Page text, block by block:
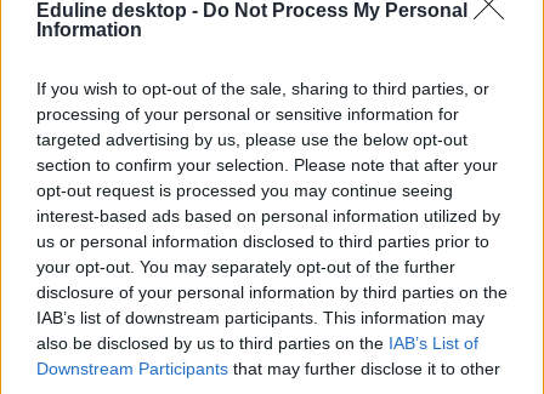
Eduline desktop - Do Not Process My Personal
Information
If you wish to opt-out of the sale, sharing to third parties, or
processing of your personal or sensitive information for
targeted advertising by us, please use the below opt-out
section to confirm your selection. Please note that after your
opt-out request is processed you may continue seeing
interest-based ads based on personal information utilized by
us or personal information disclosed to third parties prior to
your opt-out. You may separately opt-out of the further
disclosure of your personal information by third parties on the
IAB’s list of downstream participants. This information may
also be disclosed by us to third parties on the IAB’s List of
Downstream Participants that may further disclose it to other
Azonban ha nem figyeltek, akkor máshol is pontlevonással jár a
vártnál rövidebb szöveg. Pédául a helyesírás és íráskép pontszámait
is befolyásolhatja. Ugyanis a dolgozatotok írásképe 0 pontos lesz,
ha közép szinten az érvelés vagy gyakorlati szövegalkotási
feladatot nem oldottátok meg, vagy terjedelm kevesebb, mint